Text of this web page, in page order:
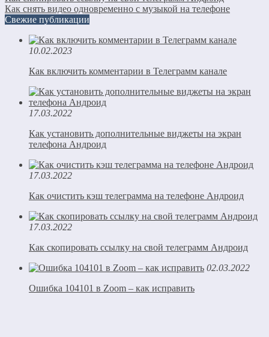
Как снять видео одновременно с музыкой на телефоне
Свежие публикации
10.02.2023
Как включить комментарии в Телеграмм канале
17.03.2022
Как установить дополнительные виджеты на экран
телефона Андроид
17.03.2022
Как очистить кэш телеграмма на телефоне Андроид
17.03.2022
Как скопировать ссылку на свой телеграмм Андроид
02.03.2022
Ошибка 104101 в Zoom – как исправить